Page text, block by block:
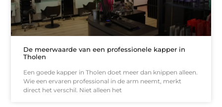
De meerwaarde van een professionele kapper in
Tholen
Een goede kapper in Tholen doet meer dan knippen alleen.
Wie een ervaren professional in de arm neemt, merkt
direct het verschil. Niet alleen het